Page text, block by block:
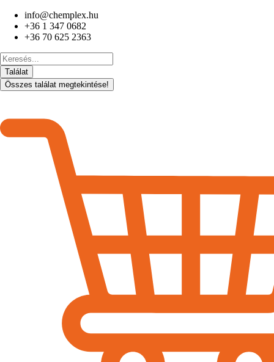
Ugrás
tartalomhoz
info@chemplex.hu
+36 1 347 0682
+36 70 625 2363
Search
...Találat
Összes találat megtekintése!